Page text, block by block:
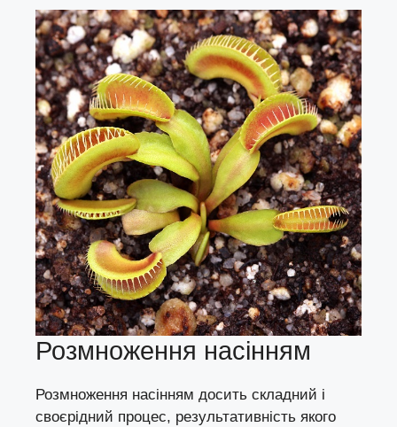
Розмноження насінням
Розмноження насінням досить складний і
своєрідний процес, результативність якого